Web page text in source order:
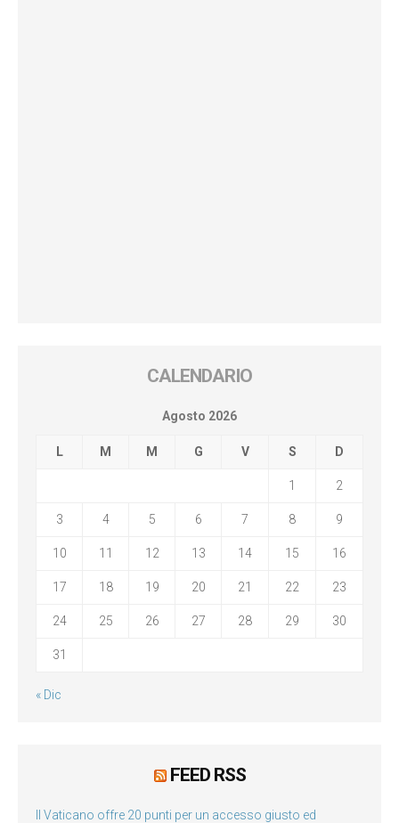
CALENDARIO
Agosto 2026
L M M G V S D
1 2
3 4 5 6 7 8 9
10 11 12 13 14 15 16
17 18 19 20 21 22 23
24 25 26 27 28 29 30
31
« Dic
FEED RSS
Il Vaticano offre 20 punti per un accesso giusto ed